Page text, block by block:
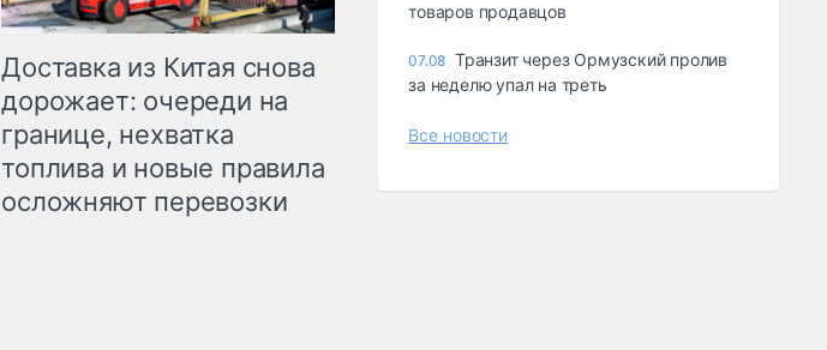
Доставка из Китая снова
дорожает: очереди на
границе, нехватка
топлива и новые правила
осложняют перевозки
товаров продавцов
07.08 Транзит через Ормузский пролив
за неделю упал на треть
Все новости